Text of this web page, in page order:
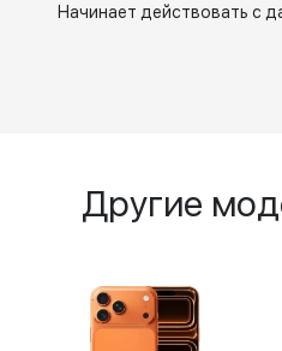
Начинает действовать с
Другие